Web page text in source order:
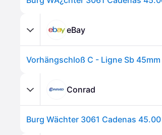
eBay
Vorhängschloß C - Ligne Sb 45mm
Conrad